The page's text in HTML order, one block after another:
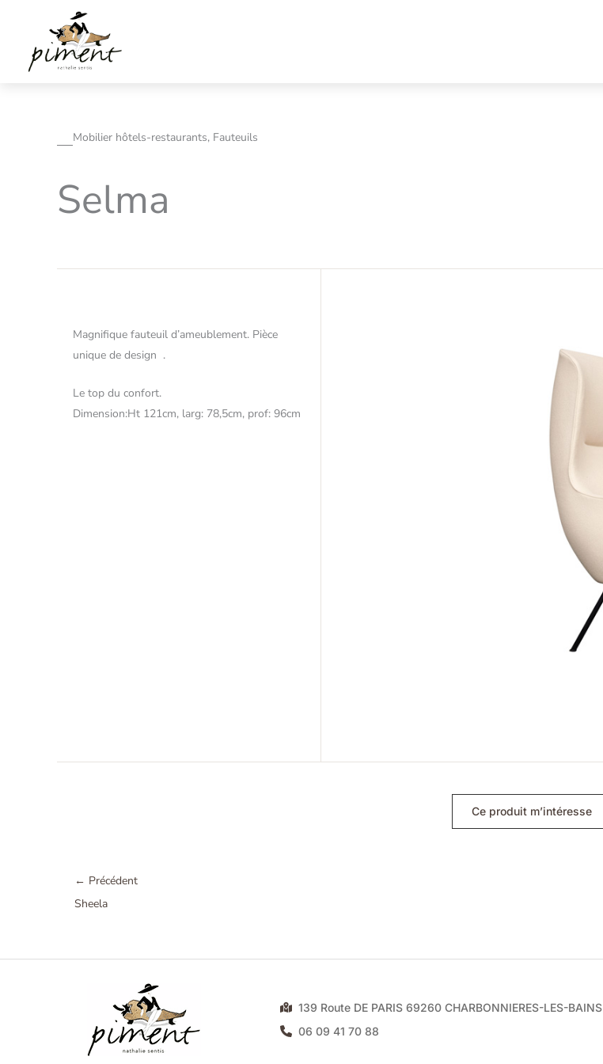
contenu
Mobilier hôtels-restaurants, Fauteuils
Selma
Magnifique fauteuil d’ameublement. Pièce
unique de design .
Le top du confort.
Dimension:Ht 121cm, larg: 78,5cm, prof: 96cm
Ce produit m’intéresse
← Précédent
Sheela
139 Route DE PARIS 69260 CHARBONNIERES-LES-BAINS
06 09 41 70 88